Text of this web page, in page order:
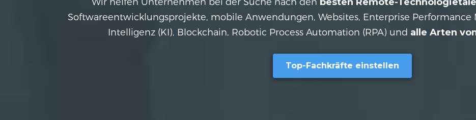
Softwareentwicklungsprojekte, mobile Anwendungen, Websites, Enterprise Performance
Intelligenz (KI), Blockchain, Robotic Process Automation (RPA) und alle Arten
Top-Fachkräfte einstellen